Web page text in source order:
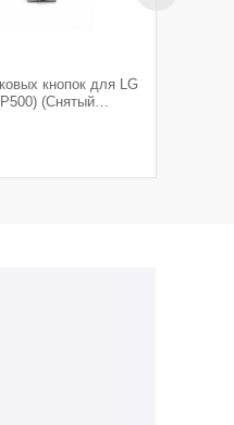
кнопок для LG
(Снятый